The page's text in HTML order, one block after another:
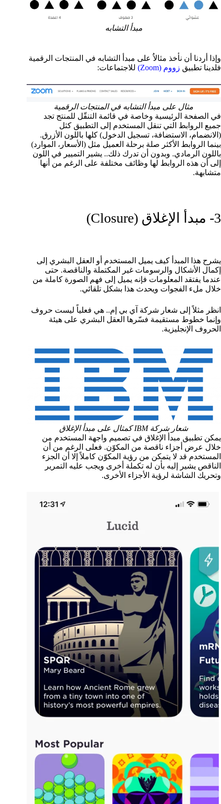
مبدأ التشابه
وإذا أردنا أن نأخذ مثالاُ على مبدأ التشابه في المنتجات الرقمية
فلدينا تطبيق زووم (Zoom) للاجتماعات:
مثال على مبدأ التشابه في المنتجات الرقمية
في الصفحة الرئيسية وخاصة في قائمة التنقّل للمنتج تجد
جميع الروابط التي تنقل المستخدم إلى التطبيق كثل
(الانضمام، الاستضافة، تسجيل الدخول) كلها باللون الأزرق.
بينما الروابط الأكثر صلة برحلة العميل مثل (الأسعار، الموارد)
باللون الرمادي. وبدون أن تدرك ذلك.. يشير التميير في اللون
إلى أن هذه الروابط لها وظائف مختلفة على الرغم من أنها
متشابهة.
3- مبدأ الإغلاق (Closure)
يشرح هذا المبدأ كيف يميل المستخدم أو العقل البشري إلى
إكمال الأشكال والرسومات غير المكتملة والناقصة. حتى
عندما يفتقد المعلومات فإنه يميل إلى فهم الصورة كاملة من
خلال ملء الفجوات ويحدث هذا بشكل تلقائي.
انظر مثلاً إلى شعار شركة آي بي إم.. هي فعلياً ليست حروف
وإنما خطوط مستقيمة فسّرها العقل البشري على هيئة
الحروف الإنجليزية.
شعار شركة IBM كمثال على مبدأ الإغلاق
يمكن تطبيق مبدأ الإغلاق في تصميم واجهة المستخدم من
خلال عرض أجزاء ناقصة من المكوّن. فعلى الرغم من أن
المستخدم قد لا يتمكن من رؤية المكوّن كاملاً إلا أن الجزء
الناقص يشير إليه بأن له تكملة أخرى ويجب عليه التمرير
وتحريك الشاشة لرؤية الأجزاء الأخرى.